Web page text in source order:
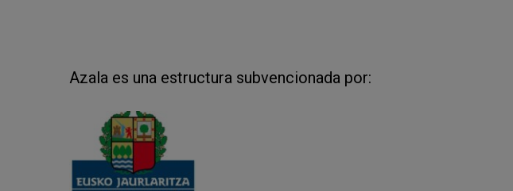
Azala es una estructura subvencionada por: